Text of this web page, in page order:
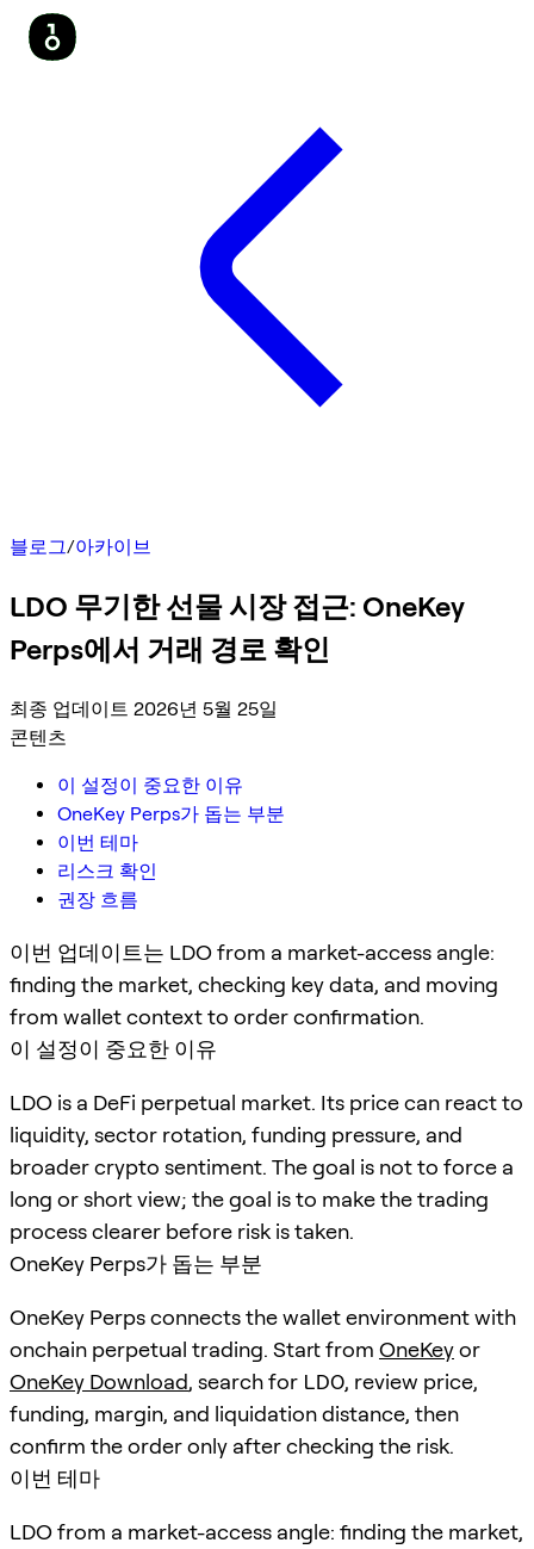
블로그/아카이브
LDO 무기한 선물 시장 접근: OneKey
Perps에서 거래 경로 확인
최종 업데이트 2026년 5월 25일
콘텐츠
이 설정이 중요한 이유
OneKey Perps가 돕는 부분
이번 테마
리스크 확인
권장 흐름
이번 업데이트는 LDO from a market-access angle:
finding the market, checking key data, and moving
from wallet context to order confirmation.
이 설정이 중요한 이유
LDO is a DeFi perpetual market. Its price can react to
liquidity, sector rotation, funding pressure, and
broader crypto sentiment. The goal is not to force a
long or short view; the goal is to make the trading
process clearer before risk is taken.
OneKey Perps가 돕는 부분
OneKey Perps connects the wallet environment with
onchain perpetual trading. Start from OneKeyor
OneKey Download, search for LDO, review price,
funding, margin, and liquidation distance, then
confirm the order only after checking the risk.
이번 테마
LDO from a market-access angle: finding the market,